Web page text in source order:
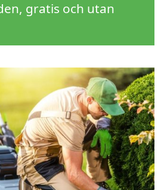
gratis och utan